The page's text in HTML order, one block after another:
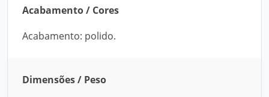
Acabamento / Cores
Acabamento: polido.
Dimensões / Peso